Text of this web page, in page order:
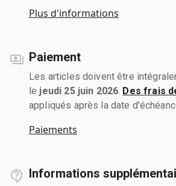
Plus d'informations
Paiement
Les articles doivent être
le jeudi 25 juin 2026 Des frais
appliqués après la date
Paiements
Informations